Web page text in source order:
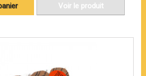
Voir le produit